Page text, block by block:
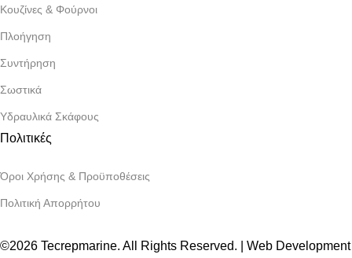
Κουζίνες & Φούρνοι
Πλοήγηση
Συντήρηση
Σωστικά
Υδραυλικά Σκάφους
Πολιτικές
Όροι Χρήσης & Προϋποθέσεις
Πολιτική Απορρήτου
©2026 Tecrepmarine. All Rights Reserved. | Web Development